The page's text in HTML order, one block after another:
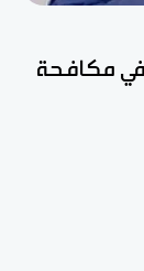
في مكافحة